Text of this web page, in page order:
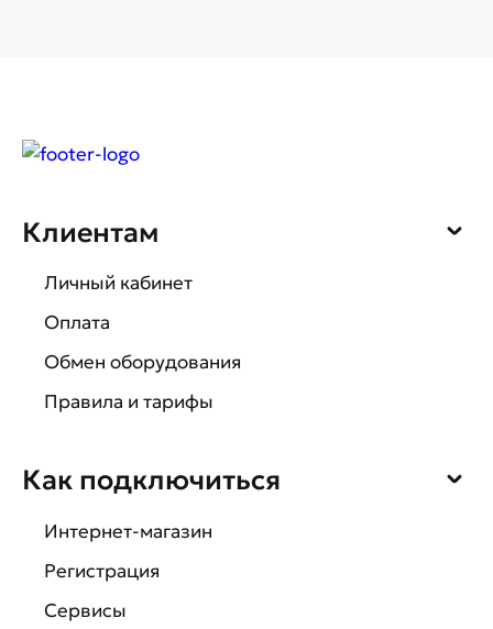
Клиентам
Личный кабинет
Оплата
Обмен оборудования
Правила и тарифы
Как подключиться
Интернет-магазин
Регистрация
Сервисы